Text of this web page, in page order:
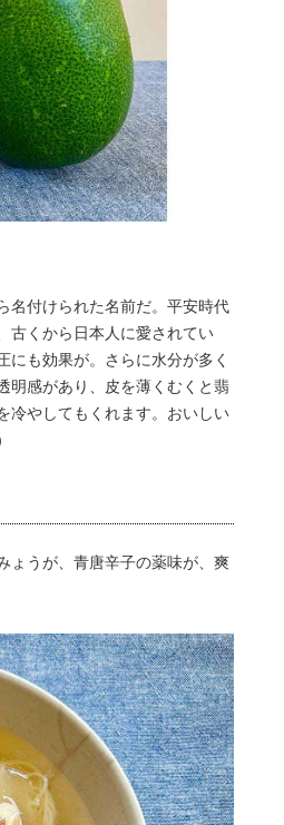
名付けられた名前だ。平安時代
古くから日本人に愛されてい
にも効果が。さらに水分が多く
明感があり、皮を薄くむくと翡
冷やしてもくれます。おいしい
ょうが、青唐辛子の薬味が、爽